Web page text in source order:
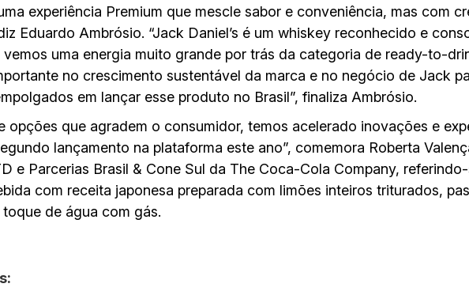
experiência Premium que mescle sabor e conveniência, mas com
Eduardo Ambrósio. “Jack Daniel’s é um whiskey reconhecido e
vemos uma energia muito grande por trás da categoria de ready-to-
no crescimento sustentável da marca e no negócio de Jack
em lançar esse produto no Brasil”, finaliza Ambrósio.
opções que agradem o consumidor, temos acelerado inovações e
lançamento na plataforma este ano”, comemora Roberta
e Parcerias Brasil & Cone Sul da The Coca-Cola Company,
com receita japonesa preparada com limões inteiros triturados,
de água com gás.